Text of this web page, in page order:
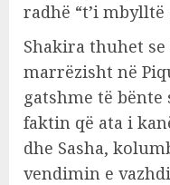
radhë “t’i mbylltë
Shakira thuhet
marrëzisht në
gatshme të
faktin që ata i
dhe Sasha,
vendimin e